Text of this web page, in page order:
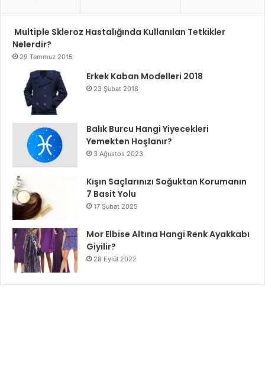
Multiple Skleroz Hastalığında Kullanılan Tetkikler
Nelerdir?
29 Temmuz 2015
Erkek Kaban Modelleri 2018
23 Şubat 2018
Balık Burcu Hangi Yiyecekleri
Yemekten Hoşlanır?
3 Ağustos 2023
Kışın Saçlarınızı Soğuktan Korumanın
7 Basit Yolu
17 Şubat 2025
Mor Elbise Altına Hangi Renk Ayakkabı
Giyilir?
28 Eylül 2022